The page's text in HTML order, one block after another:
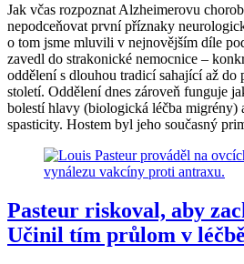
Jak včas rozpoznat Alzheimerovu
nepodceňovat první příznaky
o tom jsme mluvili v nejnovějším díle
zavedl do strakonické nemocnice –
oddělení s dlouhou tradicí sahající až do
století. Oddělení dnes zároveň funguje
bolestí hlavy (biologická léčba migrény)
spasticity. Hostem byl jeho současný
Pasteur riskoval, aby
Učinil tím průlom v